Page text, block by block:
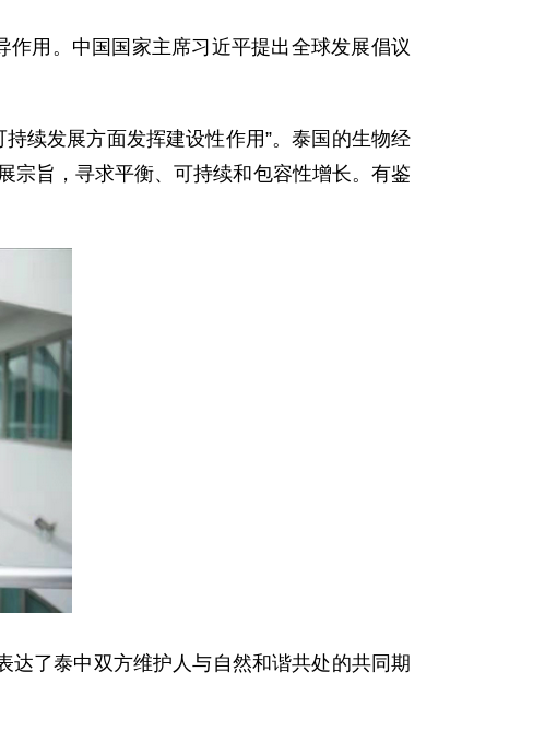
用。中国国家主席习近平提出全球发展倡议
续发展方面发挥建设性作用”。泰国的生物经
宗旨，寻求平衡、可持续和包容性增长。有鉴
了泰中双方维护人与自然和谐共处的共同期